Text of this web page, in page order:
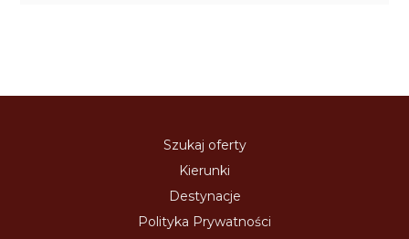
Szukaj oferty
Kierunki
Destynacje
Polityka Prywatności